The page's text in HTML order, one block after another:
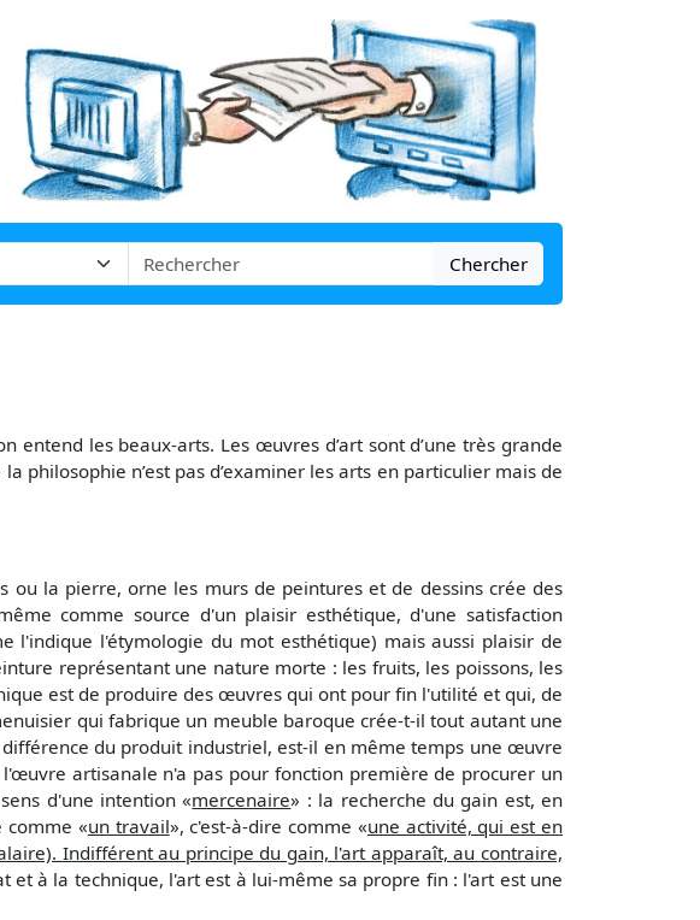
Chercher
entend les beaux-arts. Les œuvres d’art sont d’une très grande
philosophie n’est pas d’examiner les arts en particulier mais de
la pierre, orne les murs de peintures et de dessins crée des
comme source d'un plaisir esthétique, d'une satisfaction
l'indique l'étymologie du mot esthétique) mais aussi plaisir de
représentant une nature morte : les fruits, les poissons, les
est de produire des œuvres qui ont pour fin l'utilité et qui, de
qui fabrique un meuble baroque crée-t-il tout autant une
du produit industriel, est-il en même temps une œuvre
artisanale n'a pas pour fonction première de procurer un
d'une intention «mercenaire» : la recherche du gain est, en
comme «un travail», c'est-à-dire comme «une activité, qui est en
Indifférent au principe du gain, l'art apparaît, au contraire,
et à la technique, l'art est à lui-même sa propre fin : l'art est une